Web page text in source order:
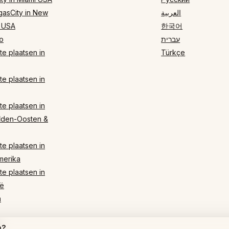
in New
plaatsen in
plaatsen in
plaatsen in
Oosten &
plaatsen in
plaatsen in
العربية
한국어
עברית
Türkçe